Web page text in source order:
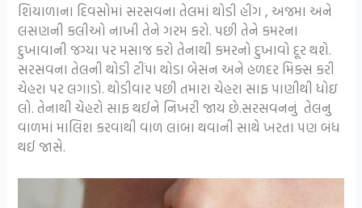
શિયાળાના દિવસોમાં સરસવના તેલમાં થોડી હીંગ , અજમા અને
લસણની કલીઓ નાખી તેને ગરમ કરો. પછી તેને કમરના
દુખાવાની જગ્યા પર મસાજ કરો તેનાથી કમરનો દુખાવો દૂર થશે.
સરસવના તેલની થોડી ટીંપા થોડા બેસન અને હળદર મિક્સ કરી
ચેહરા પર લગાડો. થોડીવાર પછી તમારા ચેહરા સાફ પાણીથી ધોઇ
લો. તેનાથી ચેહરો સાફ થઈને નિખરી જાય છે.સરસવનનું તેલનુ
વાળમાં માલિશ કરવાથી વાળ લાંબા થવાની સાથે ખરતા પણ બંધ
થઈ જાસે.